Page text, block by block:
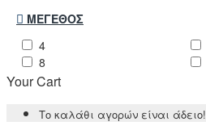
ΜΈΓΕΘΟΣ
4
8
Your Cart
Το καλάθι αγορών είναι άδειο!